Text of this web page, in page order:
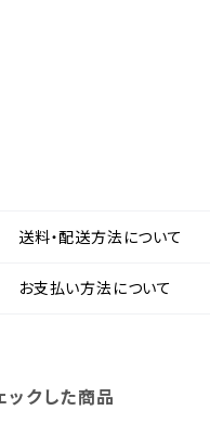
送料・配送方法について
お支払い方法について
ックした商品